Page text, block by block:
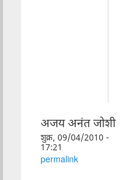
अजय अनंत जोशी
शुक्र, 09/04/2010 -
17:21
permalink